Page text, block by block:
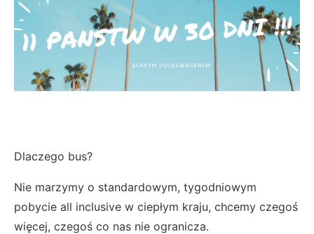
Dlaczego bus?
Nie marzymy o standardowym, tygodniowym
pobycie all inclusive w ciepłym kraju, chcemy czegoś
więcej, czegoś co nas nie ogranicza.